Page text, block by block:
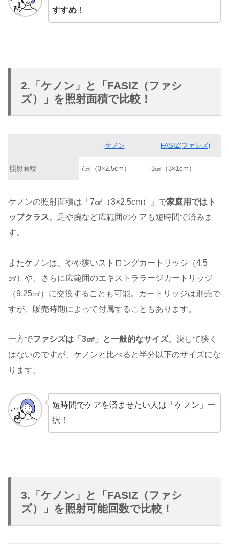
すすめ！
2.「ケノン」と「FASIZ（ファシ
ズ）」を照射面積で比較！
ケノン FASIZ(ファシズ)
照射面積 7㎠（3×2.5cm） 3㎠（3×1cm）
ケノンの照射面積は「7㎠（3×2.5cm）」で家庭用ではト
ップクラス。足や腕など広範囲のケアも短時間で済みま
す。
またケノンは、やや狭いストロングカートリッジ（4.5
㎠）や、さらに広範囲のエキストララージカートリッジ
（9.25㎠）に交換することも可能。カートリッジは別売で
すが、販売時期によって付属することもあります。
一方でファシズは「3㎠」と一般的なサイズ。決して狭く
はないのですが、ケノンと比べると半分以下のサイズにな
ります。
短時間でケアを済ませたい人は「ケノン」一
択！
3.「ケノン」と「FASIZ（ファシ
ズ）」を照射可能回数で比較！